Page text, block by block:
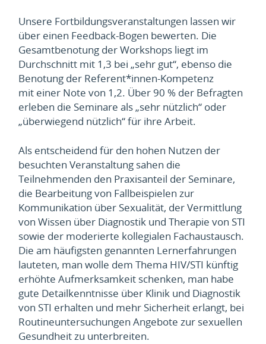
Unsere Fortbildungsveranstaltungen lassen wir
über einen Feedback-Bogen bewerten. Die
Gesamtbenotung der Workshops liegt im
Durchschnitt mit 1,3 bei „sehr gut“, ebenso die
Benotung der Referent*innen-Kompetenz
mit einer Note von 1,2. Über 90 % der Befragten
erleben die Seminare als „sehr nützlich“ oder
„überwiegend nützlich“ für ihre Arbeit.
Als entscheidend für den hohen Nutzen der
besuchten Veranstaltung sahen die
Teilnehmenden den Praxisanteil der Seminare,
die Bearbeitung von Fallbeispielen zur
Kommunikation über Sexualität, der Vermittlung
von Wissen über Diagnostik und Therapie von STI
sowie der moderierte kollegialen Fachaustausch.
Die am häufigsten genannten Lernerfahrungen
lauteten, man wolle dem Thema HIV/STI künftig
erhöhte Aufmerksamkeit schenken, man habe
gute Detailkenntnisse über Klinik und Diagnostik
von STI erhalten und mehr Sicherheit erlangt, bei
Routineuntersuchungen Angebote zur sexuellen
Gesundheit zu unterbreiten.